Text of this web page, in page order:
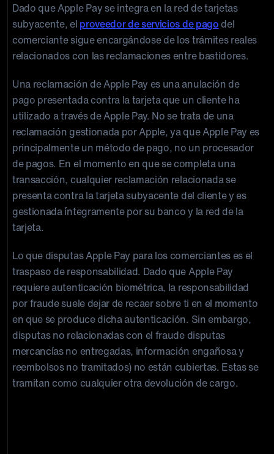
Dado que Apple Pay se integra en la red de tarjetas
subyacente, el proveedor de servicios de pago del
comerciante sigue encargándose de los trámites reales
relacionados con las reclamaciones entre bastidores.
Una reclamación de Apple Pay es una anulación de
pago presentada contra la tarjeta que un cliente ha
utilizado a través de Apple Pay. No se trata de una
reclamación gestionada por Apple, ya que Apple Pay es
principalmente un método de pago, no un procesador
de pagos. En el momento en que se completa una
transacción, cualquier reclamación relacionada se
presenta contra la tarjeta subyacente del cliente y es
gestionada íntegramente por su banco y la red de la
tarjeta.
Lo que disputas Apple Pay para los comerciantes es el
traspaso de responsabilidad. Dado que Apple Pay
requiere autenticación biométrica, la responsabilidad
por fraude suele dejar de recaer sobre ti en el momento
en que se produce dicha autenticación. Sin embargo,
disputas no relacionadas con el fraude disputas
mercancías no entregadas, información engañosa y
reembolsos no tramitados) no están cubiertas. Estas se
tramitan como cualquier otra devolución de cargo.